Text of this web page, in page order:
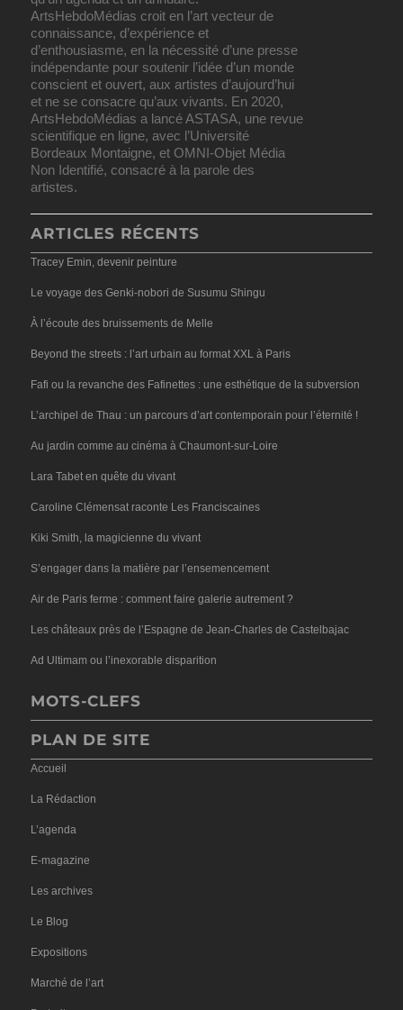
ArtsHebdoMédias croit en l’art vecteur de
connaissance, d’expérience et
d’enthousiasme, en la nécessité d’une presse
indépendante pour soutenir l’idée d’un monde
conscient et ouvert, aux artistes d’aujourd’hui
et ne se consacre qu’aux vivants. En 2020,
ArtsHebdoMédias a lancé ASTASA, une revue
scientifique en ligne, avec l’Université
Bordeaux Montaigne, et OMNI-Objet Média
Non Identifié, consacré à la parole des
artistes.
ARTICLES RÉCENTS
Tracey Emin, devenir peinture
Le voyage des Genki-nobori de Susumu Shingu
À l’écoute des bruissements de Melle
Beyond the streets : l’art urbain au format XXL à Paris
Fafi ou la revanche des Fafinettes : une esthétique de la subversion
L’archipel de Thau : un parcours d’art contemporain pour l’éternité !
Au jardin comme au cinéma à Chaumont-sur-Loire
Lara Tabet en quête du vivant
Caroline Clémensat raconte Les Franciscaines
Kiki Smith, la magicienne du vivant
S’engager dans la matière par l’ensemencement
Air de Paris ferme : comment faire galerie autrement ?
Les châteaux près de l’Espagne de Jean-Charles de Castelbajac
Ad Ultimam ou l’inexorable disparition
MOTS-CLEFS
PLAN DE SITE
Accueil
La Rédaction
L’agenda
E-magazine
Les archives
Le Blog
Expositions
Marché de l’art